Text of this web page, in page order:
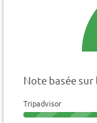
Note basée sur
Tripadvisor